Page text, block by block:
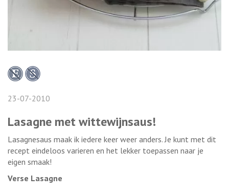
23-07-2010
Lasagne met wittewijnsaus!
Lasagnesaus maak ik iedere keer weer anders. Je kunt met dit
recept eindeloos varieren en het lekker toepassen naar je
eigen smaak!
Verse Lasagne